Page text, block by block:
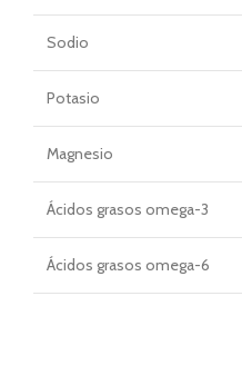
Sodio
Potasio
Magnesio
Ácidos grasos omega-3
Ácidos grasos omega-6